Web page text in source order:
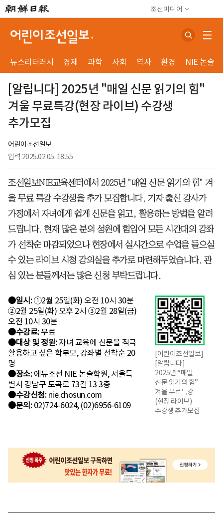
조선미디어
뉴스리터러시 경제 과학 사회 역사 환경 NIE 논술
[알립니다] 2025년 "매일 신문 읽기의 힘"
겨울 무료특강(현장 라이브) 수강생
추가모집
어린이조선일보
입력 2025.02.05. 18:55
조선일보NIE교육센터에서 2025년 "매일 신문 읽기의 힘" 겨
울 무료 특강 수강생을 추가 모집합니다. 기자 출신 강사가
가정에서 자녀에게 쉽게 신문을 읽고, 활용하는 방법을 알려
드립니다. 현재 많은 분의 성원에 힘입어 모든 시간대의 강좌
가 선착순 마감되었으나 현장에서 실시간으로 수업을 들으실
수 있는 라이브 시청 강의실을 추가로 마련해두었습니다. 관
심 있는 분들께서는 많은 신청 부탁드립니다.
[어린이조선일보]
[알립니다]
2025년 “매일
신문 읽기의 힘”
겨울 무료특강
(현장 라이브)
수강생 추가모집
●일시:①2월 25일(화) 오전 10시 30분
②2월 25일(화) 오후 2시 ③2월 28일(금)
오전 10시 30분
●수강료:무료
●대상 및 정원:자녀 교육에 신문을 적극
활용하고 싶은 학부모, 강좌별 선착순 20
명
●장소:에듀조선 NIE 논술학원, 서울특
별시 강남구 도곡로 73길 13 3층
●수강신청:nie.chosun.com
●문의:02)724-6024, (02)6956-6109